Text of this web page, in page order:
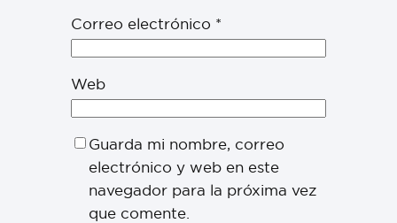
Correo electrónico *
Web
Guarda mi nombre, correo
electrónico y web en este
navegador para la próxima vez
que comente.